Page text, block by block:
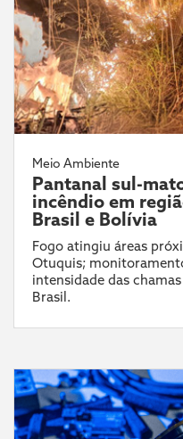
Meio Ambiente
Pantanal sul-
incêndio em
Brasil e Bolívia
Fogo atingiu áreas
Otuquis;
intensidade das
Brasil.